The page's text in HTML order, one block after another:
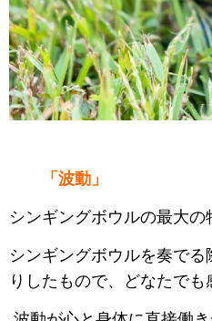
「波動」
シンギングボウルの最大の
シンギングボウルを奏でる
りしたもので、どなたでも